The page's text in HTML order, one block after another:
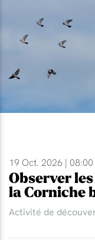
19 Oct. 2026 | 08:00
Observer
la Corniche
Activité de